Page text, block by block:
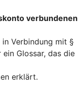
verbundenen
in Verbindung mit §
ein Glossar, das die
erklärt.